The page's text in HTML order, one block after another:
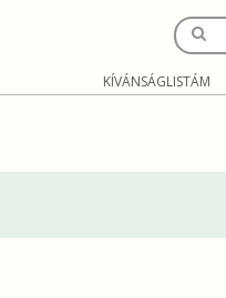
KÍVÁNSÁGLISTÁM